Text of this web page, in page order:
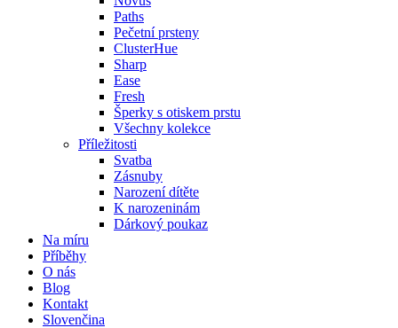
Paths
Pečetní prsteny
ClusterHue
Sharp
Ease
Fresh
Šperky s otiskem prstu
Všechny kolekce
Příležitosti
Svatba
Zásnuby
Narození dítěte
K narozeninám
Dárkový poukaz
Na míru
Příběhy
O nás
Blog
Kontakt
Slovenčina